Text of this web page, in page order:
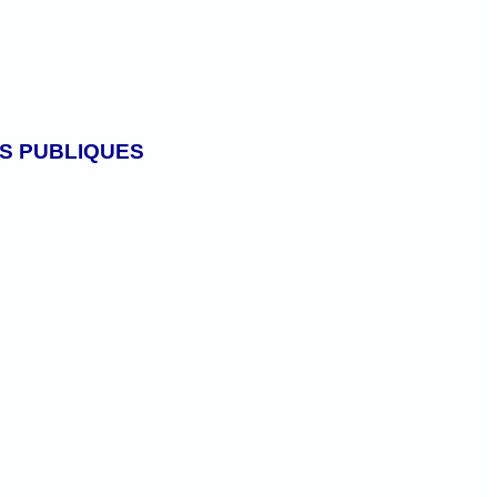
PUBLIQUES